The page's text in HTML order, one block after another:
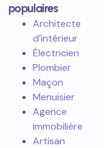
populaires
Architecte
d’intérieur
Électricien
Plombier
Maçon
Menuisier
Agence
immobilière
Artisan